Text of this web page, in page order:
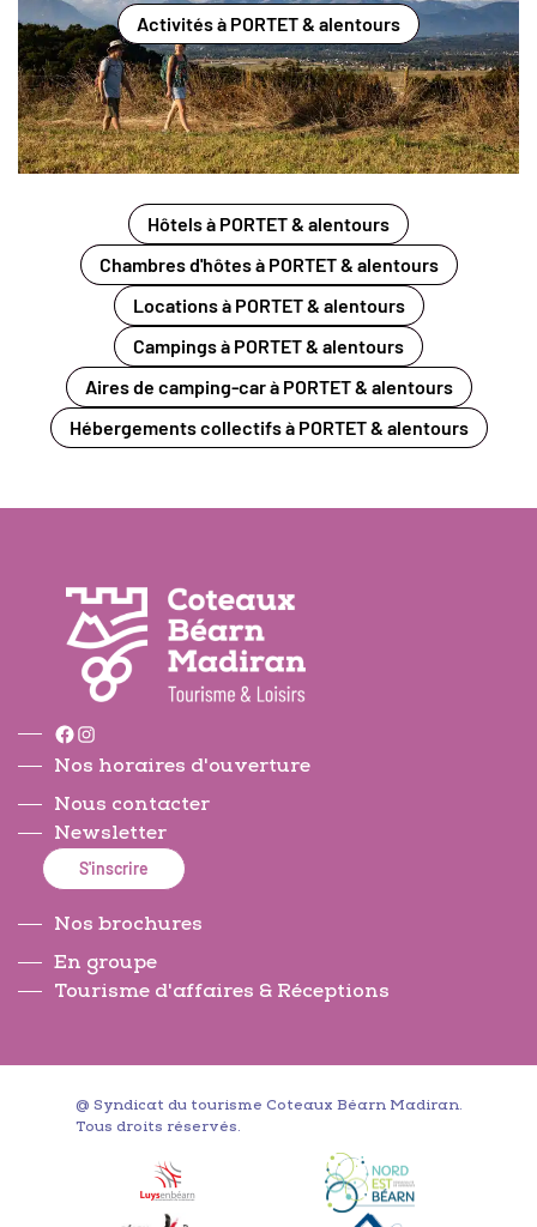
Activités à PORTET & alentours
Hôtels à PORTET & alentours
Chambres d'hôtes à PORTET & alentours
Locations à PORTET & alentours
Campings à PORTET & alentours
Aires de camping-car à PORTET & alentours
Hébergements collectifs à PORTET & alentours
Facebook
Instagram
Nos horaires d'ouverture
Nous contacter
Newsletter
S'inscrire
Nos brochures
En groupe
Tourisme d'affaires & Réceptions
@ Syndicat du tourisme Coteaux Béarn Madiran.
Tous droits réservés.